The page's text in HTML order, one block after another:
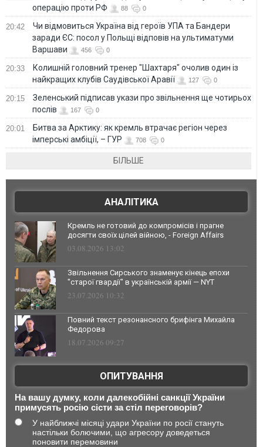
операцію проти РФ
88 0
20:42
Чи відмовиться Україна від героїв УПА та Бандери
заради ЄС: посол у Польщі відповів на ультиматуми
Варшави
456 0
20:33
Колишній головний тренер "Шахтаря" очолив один із
найкращих клубів Саудівської Аравії
127 0
20:15
Зеленський підписав укази про звільнення ще чотирьох
послів
167 0
20:01
Битва за Арктику: як кремль втрачає регіон через
імперські амбіції, – ГУР
708 0
БІЛЬШЕ
АНАЛІТИКА
Кремль не готовий до компромісів і прагне
досягти своїх цілей війною, - Foreign Affairs
03.08.2026 13:02
Звільнення Сирського знаменує кінець епохи
"старої гвардії" в українській армії — NYT
23.07.2026 10:32
Повний текст резонансного брифінга Михайла
Федорова
18.07.2026 09:27
ОПИТУВАННЯ
На вашу думку, коли далекобійні санкції України
примусять росію сісти за стіл переговорів?
У найближчі місяці удари України по росії стануть
настільки болючими, що агресору доведеться
поновити перемовини